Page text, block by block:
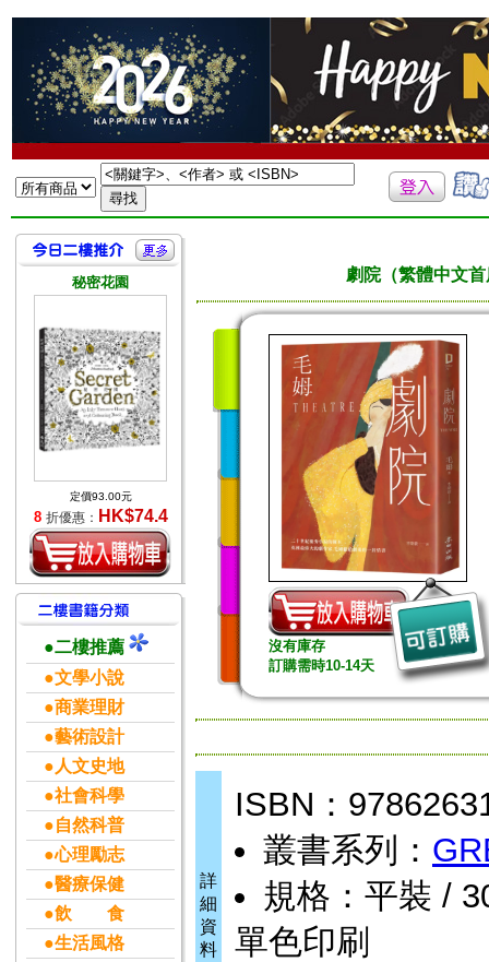
秘密花園
定價93.00元
8 折優惠： HK$74.4
●二樓推薦
●文學小說
●商業理財
●藝術設計
●人文史地
●社會科學
●自然科普
●心理勵志
●醫療保健
●飲 食
●生活風格
劇院（繁體中文
沒有庫存
訂購需時10-14天
詳
細
資
料
ISBN：
叢書系列：
規格：平裝 /
單色印刷